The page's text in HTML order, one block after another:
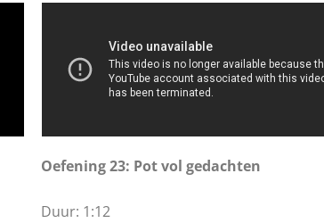
Oefening 23: Pot vol gedachten
Duur: 1:12